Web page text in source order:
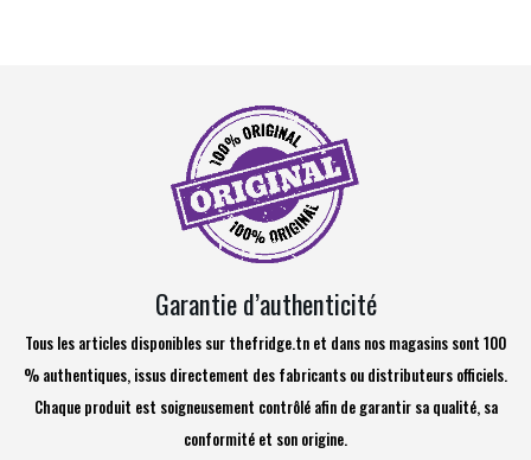
Garantie d’authenticité
Tous les articles disponibles sur thefridge.tn et dans nos magasins sont 100
% authentiques, issus directement des fabricants ou distributeurs officiels.
Chaque produit est soigneusement contrôlé afin de garantir sa qualité, sa
conformité et son origine.